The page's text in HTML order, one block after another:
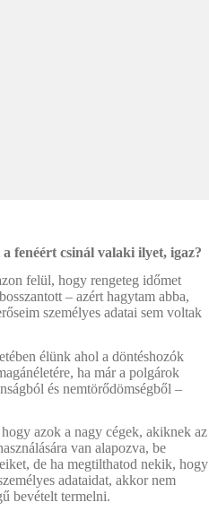
fenéért csinál valaki ilyet, igaz?
felül, hogy rengeteg időmet
– azért hagytam abba,
személyes adatai sem voltak
élünk ahol a döntéshozók
ha már a polgárok
és nemtörődömségből –
azok a nagy cégek, akiknek az
van alapozva, be
de ha megtilthatod nekik, hogy
adataidat, akkor nem
bevételt termelni.